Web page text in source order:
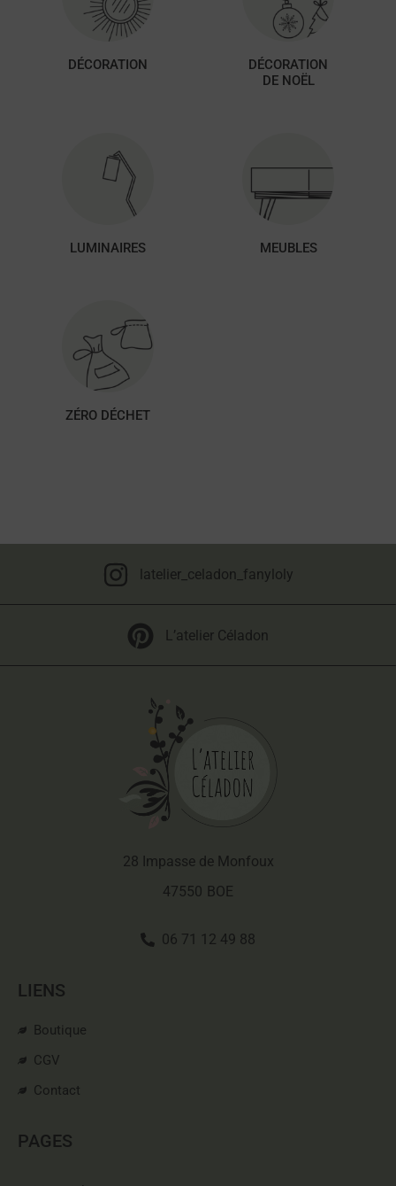
DÉCORATION
DÉCORATION
DE NOËL
LUMINAIRES MEUBLES
ZÉRO DÉCHET
latelier_celadon_fanyloly
L’atelier Céladon
28 Impasse de Monfoux
47550 BOE
06 71 12 49 88
LIENS
Boutique
CGV
Contact
PAGES